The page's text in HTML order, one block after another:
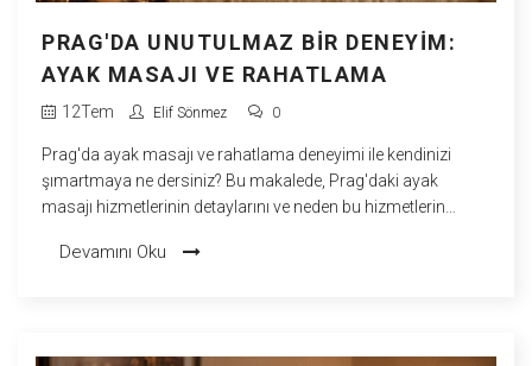
PRAG'DA UNUTULMAZ BIR DENEYIM:
AYAK MASAJI VE RAHATLAMA
12Tem Elif Sönmez 0
Prag'da ayak masajı ve rahatlama deneyimi ile kendinizi
şımartmaya ne dersiniz? Bu makalede, Prag'daki ayak
masajı hizmetlerinin detaylarını ve neden bu hizmetlerin
masaj salonlarını keşfedecek, fiyatlar ve öneriler hakkında
Devamını Oku